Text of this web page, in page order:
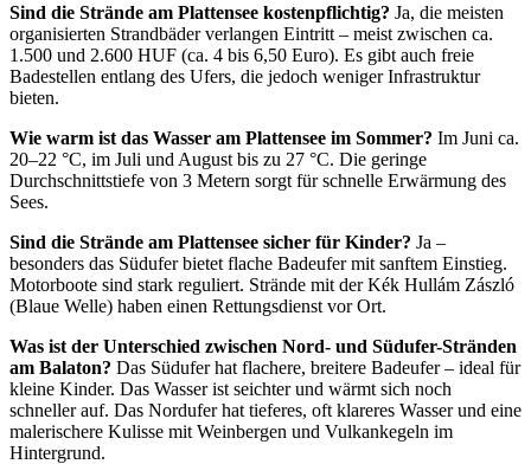
Sind die Strände am Plattensee kostenpflichtig? Ja, die meisten
organisierten Strandbäder verlangen Eintritt – meist zwischen ca.
1.500 und 2.600 HUF (ca. 4 bis 6,50 Euro). Es gibt auch freie
Badestellen entlang des Ufers, die jedoch weniger Infrastruktur
bieten.
Wie warm ist das Wasser am Plattensee im Sommer? Im Juni ca.
20–22 °C, im Juli und August bis zu 27 °C. Die geringe
Durchschnittstiefe von 3 Metern sorgt für schnelle Erwärmung des
Sees.
Sind die Strände am Plattensee sicher für Kinder? Ja –
besonders das Südufer bietet flache Badeufer mit sanftem Einstieg.
Motorboote sind stark reguliert. Strände mit der Kék Hullám Zászló
(Blaue Welle) haben einen Rettungsdienst vor Ort.
Was ist der Unterschied zwischen Nord- und Südufer-Stränden
am Balaton? Das Südufer hat flachere, breitere Badeufer – ideal für
kleine Kinder. Das Wasser ist seichter und wärmt sich noch
schneller auf. Das Nordufer hat tieferes, oft klareres Wasser und eine
malerischere Kulisse mit Weinbergen und Vulkankegeln im
Hintergrund.